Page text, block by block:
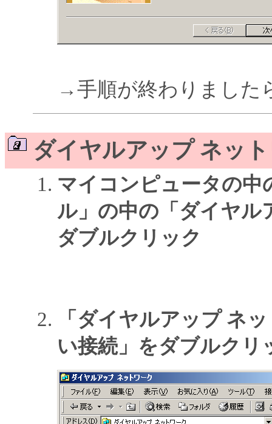
→手順が終わりました
ダイヤルアップ ネッ
マイコンピュータの中
ル」の中の「ダイヤル
ダブルクリック
「ダイヤルアップ ネ
い接続」をダブルクリ